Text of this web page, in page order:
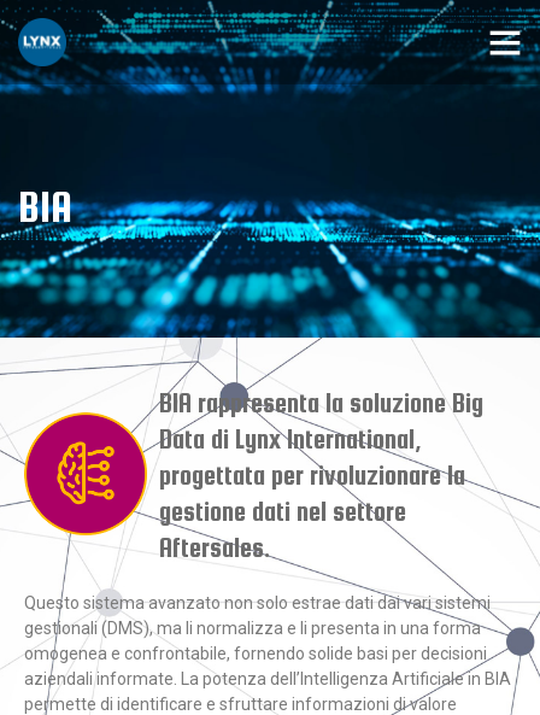
BIA
BIA rappresenta la soluzione Big
Data di Lynx International,
progettata per rivoluzionare la
gestione dati nel settore
Aftersales.
Questo sistema avanzato non solo estrae dati dai vari sistemi
gestionali (DMS), ma li normalizza e li presenta in una forma
omogenea e confrontabile, fornendo solide basi per decisioni
aziendali informate. La potenza dell’Intelligenza Artificiale in BIA
permette di identificare e sfruttare informazioni di valore